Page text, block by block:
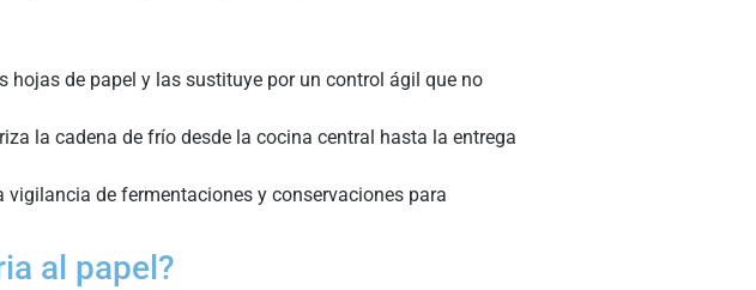
hojas de papel y las sustituye por un control ágil que no
la cadena de frío desde la cocina central hasta la entrega
de fermentaciones y conservaciones para
al papel?